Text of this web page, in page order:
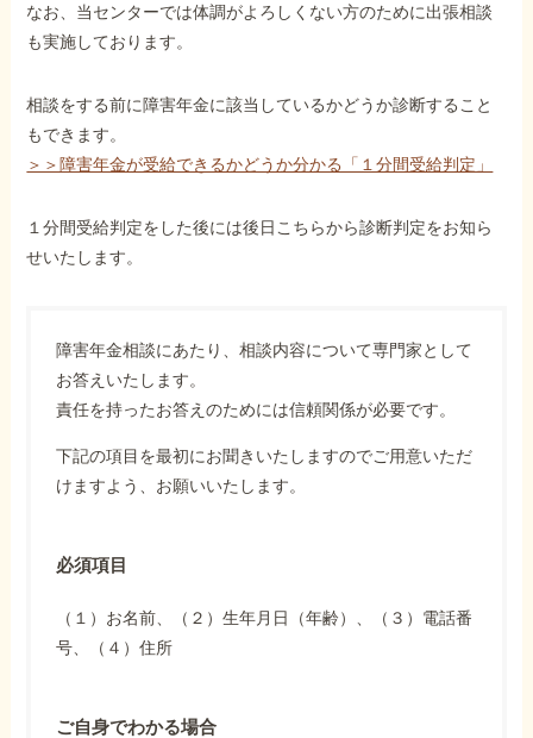
なお、当センターでは体調がよろしくない方のために出張相談
も実施しております。
相談をする前に障害年金に該当しているかどうか診断すること
もできます。
＞＞障害年金が受給できるかどうか分かる「１分間受給判定」
１分間受給判定をした後には後日こちらから診断判定をお知ら
せいたします。
障害年金相談にあたり、相談内容について専門家として
お答えいたします。
責任を持ったお答えのためには信頼関係が必要です。
下記の項目を最初にお聞きいたしますのでご用意いただ
けますよう、お願いいたします。
必須項目
（１）お名前、（２）生年月日（年齢）、（３）電話番
号、（４）住所
ご自身でわかる場合